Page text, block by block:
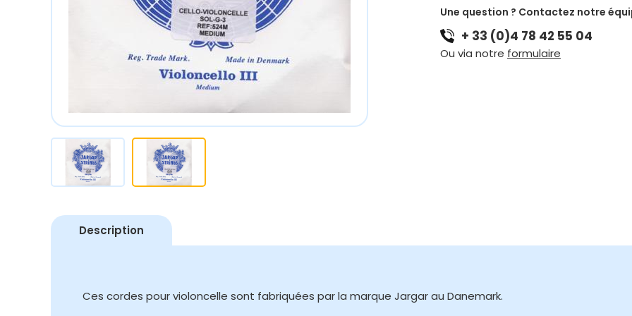
POUR
VIOLONCELLE
4/4
-
Une question ? Contactez notre
+ 33 (0)4 78 42 55 04
Ou via notre formulaire
Description
Ces cordes pour violoncelle sont fabriquées par la marque Jargar au Danemark.